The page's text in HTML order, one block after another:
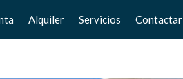
Alquiler
Chalets
Servicios
Valoración gratuita
Contactar